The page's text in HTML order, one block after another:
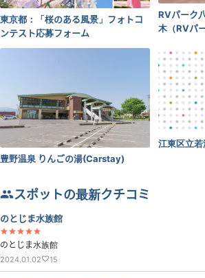
東京都：「桜のある風景」フォトコ
ンテスト応募フォーム
RVパーク
木（RVパ
豊野温泉 りんごの湯(Carstay)
江東区立
スポットの最新クチコミ
のとじま水族館
のとじま水族館
2024.01.02 15